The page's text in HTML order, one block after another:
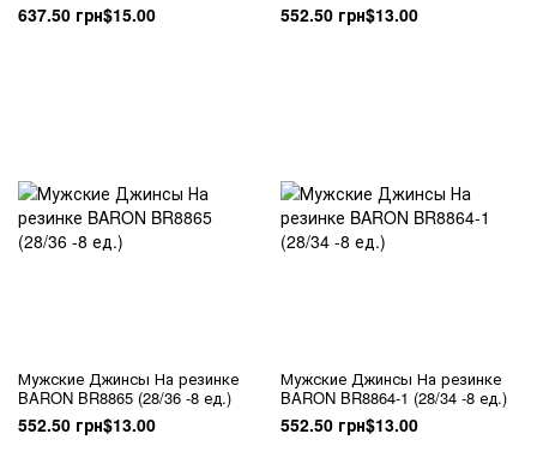
637.50 грн$15.00 552.50 грн$13.00
Мужские Джинсы На резинке
BARON BR8865 (28/36 -8 ед.)
552.50 грн$13.00
Мужские Джинсы На резинке
BARON BR8864-1 (28/34 -8 ед.)
552.50 грн$13.00